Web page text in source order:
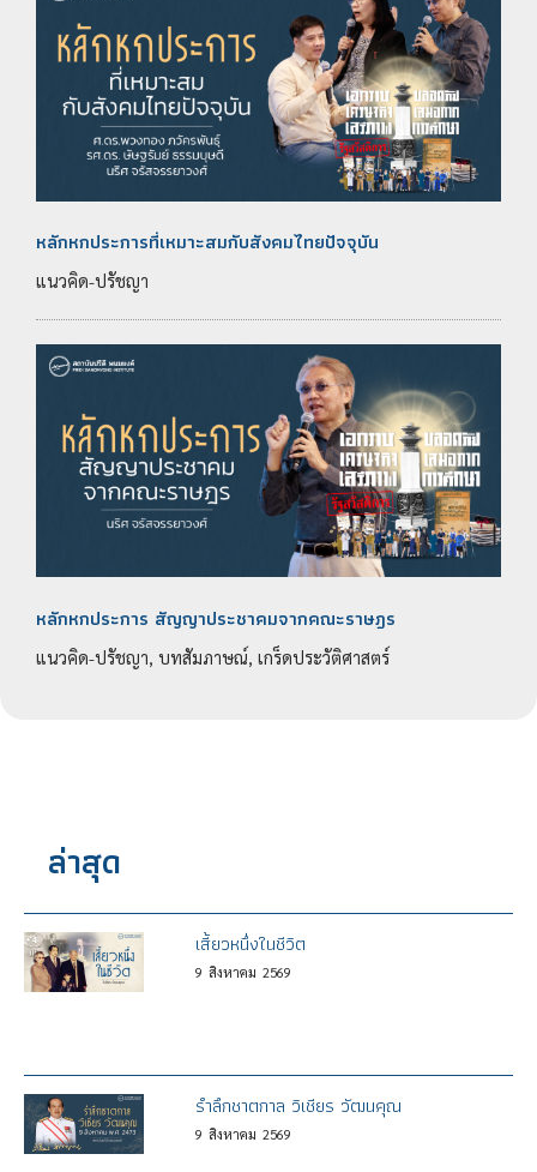
หลักหกประการที่เหมาะสมกับสังคมไทยปัจจุบัน
แนวคิด-ปรัชญา
หลักหกประการ สัญญาประชาคมจากคณะราษฎร
แนวคิด-ปรัชญา, บทสัมภาษณ์, เกร็ดประวัติศาสตร์
ล่าสุด
เสี้ยวหนึ่งในชีวิต
9 สิงหาคม 2569
รำลึกชาตกาล วิเชียร วัฒนคุณ
9 สิงหาคม 2569